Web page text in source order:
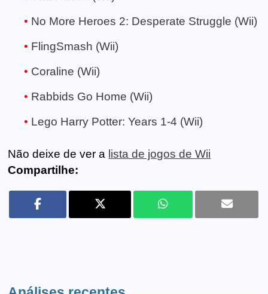
No More Heroes 2: Desperate Struggle (Wii)
FlingSmash (Wii)
Coraline (Wii)
Rabbids Go Home (Wii)
Lego Harry Potter: Years 1-4 (Wii)
Não deixe de ver a lista de jogos de Wii
Compartilhe: